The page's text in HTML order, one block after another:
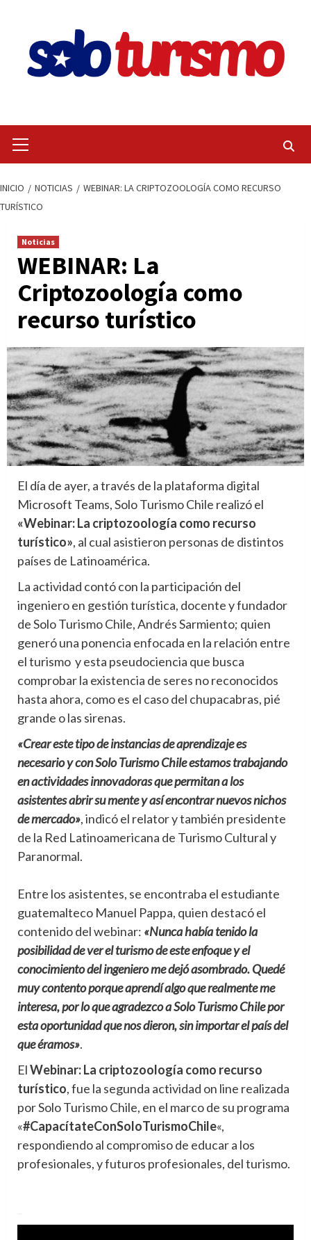
contenido
primario
INICIO NOTICIAS
WEBINAR: LA CRIPTOZOOLOGÍA COMO RECURSO
TURÍSTICO
Noticias
WEBINAR: La
Criptozoología como
recurso turístico
El día de ayer, a través de la plataforma digital
Microsoft Teams, Solo Turismo Chile realizó el
«Webinar: La criptozoología como recurso
turístico», al cual asistieron personas de distintos
países de Latinoamérica.
La actividad contó con la participación del
ingeniero en gestión turística, docente y fundador
de Solo Turismo Chile, Andrés Sarmiento; quien
generó una ponencia enfocada en la relación entre
el turismo y esta pseudociencia que busca
comprobar la existencia de seres no reconocidos
hasta ahora, como es el caso del chupacabras, pié
grande o las sirenas.
«Crear este tipo de instancias de aprendizaje es
necesario y con Solo Turismo Chile estamos trabajando
en actividades innovadoras que permitan a los
asistentes abrir su mente y así encontrar nuevos nichos
de mercado», indicó el relator y también presidente
de la Red Latinoamericana de Turismo Cultural y
Paranormal.
Entre los asistentes, se encontraba el estudiante
guatemalteco Manuel Pappa, quien destacó el
contenido del webinar: «Nunca había tenido la
posibilidad de ver el turismo de este enfoque y el
conocimiento del ingeniero me dejó asombrado. Quedé
muy contento porque aprendí algo que realmente me
interesa, por lo que agradezco a Solo Turismo Chile por
esta oportunidad que nos dieron, sin importar el país del
que éramos».
ElWebinar: La criptozoología como recurso
turístico, fue la segunda actividad on line realizada
por Solo Turismo Chile, en el marco de su programa
«#CapacítateConSoloTurismoChile«,
respondiendo al compromiso de educar a los
profesionales, y futuros profesionales, del turismo.